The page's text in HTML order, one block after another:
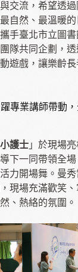
交流，希望透過
自然、最溫暖的
手臺北市立圖書
隊共同企劃，
遊戲，讓樂齡
專業講師帶動
小護士 」於現場
下一同帶領全
力開場舞。曼
現場充滿歡笑、
、熱絡的氛圍。